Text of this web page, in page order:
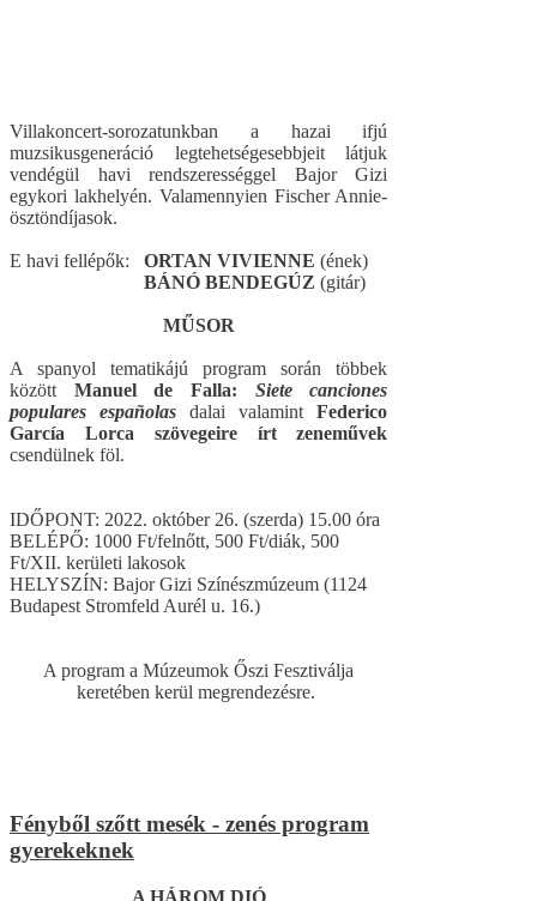
Villakoncert-sorozatunkban a hazai ifjú
muzsikusgeneráció legtehetségesebbjeit látjuk
vendégül havi rendszerességgel Bajor Gizi
egykori lakhelyén. Valamennyien Fischer Annie-
ösztöndíjasok.
E havi fellépők: ORTAN VIVIENNE (ének)
BÁNÓ BENDEGÚZ (gitár)
MŰSOR
A spanyol tematikájú program során többek
között Manuel de Falla: Siete canciones
populares españolas dalai valamint Federico
García Lorca szövegeire írt zeneművek
csendülnek föl.
IDŐPONT: 2022. október 26. (szerda) 15.00 óra
BELÉPŐ: 1000 Ft/felnőtt, 500 Ft/diák, 500
Ft/XII. kerületi lakosok
HELYSZÍN: Bajor Gizi Színészmúzeum (1124
Budapest Stromfeld Aurél u. 16.)
A program a Múzeumok Őszi Fesztiválja
keretében kerül megrendezésre.
Fényből szőtt mesék - zenés program
gyerekeknek